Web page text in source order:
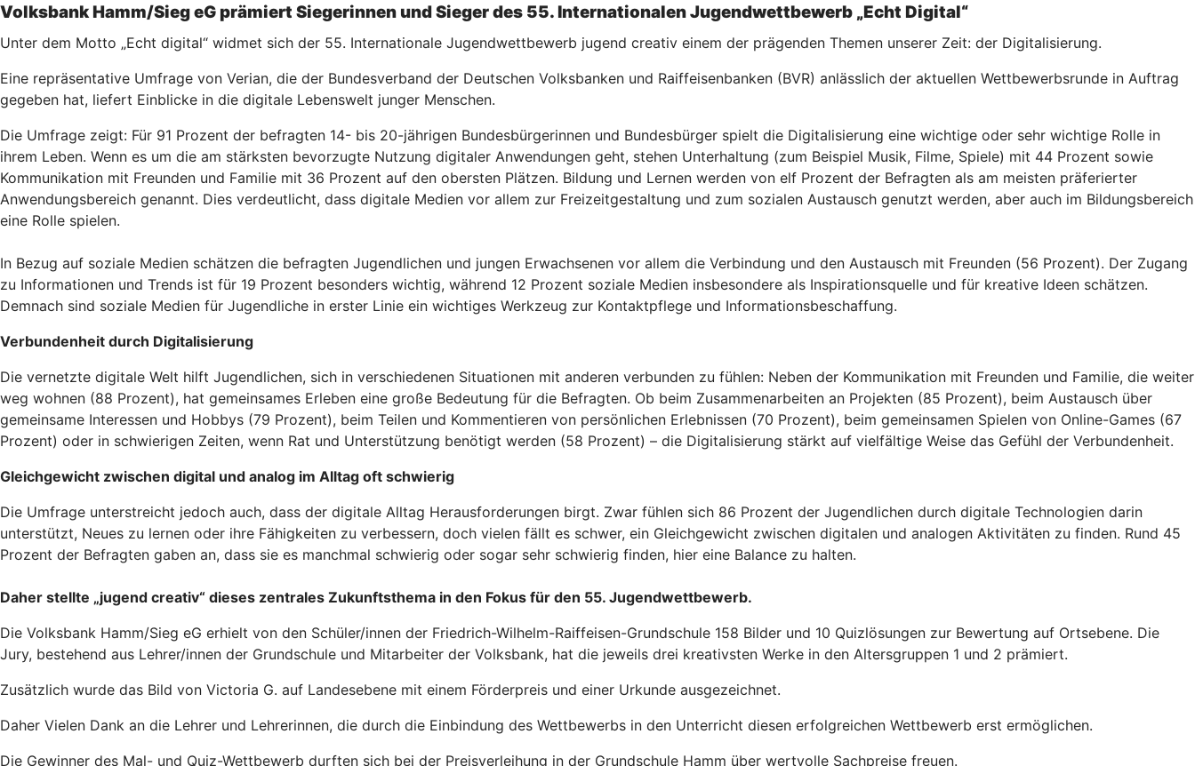
Volksbank Hamm/Sieg eG prämiert Siegerinnen und Sieger des 55. Internationalen Jugendwettbewerb „Echt Digital“
Unter dem Motto „Echt digital“ widmet sich der 55. Internationale Jugendwettbewerb jugend creativ einem der prägenden Themen unserer Zeit: der Digitalisierung.
Eine repräsentative Umfrage von Verian, die der Bundesverband der Deutschen Volksbanken und Raiffeisenbanken (BVR) anlässlich der aktuellen Wettbewerbsrunde in Auftrag
gegeben hat, liefert Einblicke in die digitale Lebenswelt junger Menschen.
Die Umfrage zeigt: Für 91 Prozent der befragten 14- bis 20-jährigen Bundesbürgerinnen und Bundesbürger spielt die Digitalisierung eine wichtige oder sehr wichtige Rolle in
ihrem Leben. Wenn es um die am stärksten bevorzugte Nutzung digitaler Anwendungen geht, stehen Unterhaltung (zum Beispiel Musik, Filme, Spiele) mit 44 Prozent sowie
Kommunikation mit Freunden und Familie mit 36 Prozent auf den obersten Plätzen. Bildung und Lernen werden von elf Prozent der Befragten als am meisten präferierter
Anwendungsbereich genannt. Dies verdeutlicht, dass digitale Medien vor allem zur Freizeitgestaltung und zum sozialen Austausch genutzt werden, aber auch im Bildungsbereich
eine Rolle spielen.
In Bezug auf soziale Medien schätzen die befragten Jugendlichen und jungen Erwachsenen vor allem die Verbindung und den Austausch mit Freunden (56 Prozent). Der Zugang
zu Informationen und Trends ist für 19 Prozent besonders wichtig, während 12 Prozent soziale Medien insbesondere als Inspirationsquelle und für kreative Ideen schätzen.
Demnach sind soziale Medien für Jugendliche in erster Linie ein wichtiges Werkzeug zur Kontaktpflege und Informationsbeschaffung.
Verbundenheit durch Digitalisierung
Die vernetzte digitale Welt hilft Jugendlichen, sich in verschiedenen Situationen mit anderen verbunden zu fühlen: Neben der Kommunikation mit Freunden und Familie, die weiter
weg wohnen (88 Prozent), hat gemeinsames Erleben eine große Bedeutung für die Befragten. Ob beim Zusammenarbeiten an Projekten (85 Prozent), beim Austausch über
gemeinsame Interessen und Hobbys (79 Prozent), beim Teilen und Kommentieren von persönlichen Erlebnissen (70 Prozent), beim gemeinsamen Spielen von Online-Games (67
Prozent) oder in schwierigen Zeiten, wenn Rat und Unterstützung benötigt werden (58 Prozent) – die Digitalisierung stärkt auf vielfältige Weise das Gefühl der Verbundenheit.
Gleichgewicht zwischen digital und analog im Alltag oft schwierig
Die Umfrage unterstreicht jedoch auch, dass der digitale Alltag Herausforderungen birgt. Zwar fühlen sich 86 Prozent der Jugendlichen durch digitale Technologien darin
unterstützt, Neues zu lernen oder ihre Fähigkeiten zu verbessern, doch vielen fällt es schwer, ein Gleichgewicht zwischen digitalen und analogen Aktivitäten zu finden. Rund 45
Prozent der Befragten gaben an, dass sie es manchmal schwierig oder sogar sehr schwierig finden, hier eine Balance zu halten.
Daher stellte „jugend creativ“ dieses zentrales Zukunftsthema in den Fokus für den 55. Jugendwettbewerb.
Die Volksbank Hamm/Sieg eG erhielt von den Schüler/innen der Friedrich-Wilhelm-Raiffeisen-Grundschule 158 Bilder und 10 Quizlösungen zur Bewertung auf Ortsebene. Die
Jury, bestehend aus Lehrer/innen der Grundschule und Mitarbeiter der Volksbank, hat die jeweils drei kreativsten Werke in den Altersgruppen 1 und 2 prämiert.
Zusätzlich wurde das Bild von Victoria G. auf Landesebene mit einem Förderpreis und einer Urkunde ausgezeichnet.
Daher Vielen Dank an die Lehrer und Lehrerinnen, die durch die Einbindung des Wettbewerbs in den Unterricht diesen erfolgreichen Wettbewerb erst ermöglichen.
Die Gewinner des Mal- und Quiz-Wettbewerb durften sich bei der Preisverleihung in der Grundschule Hamm über wertvolle Sachpreise freuen.